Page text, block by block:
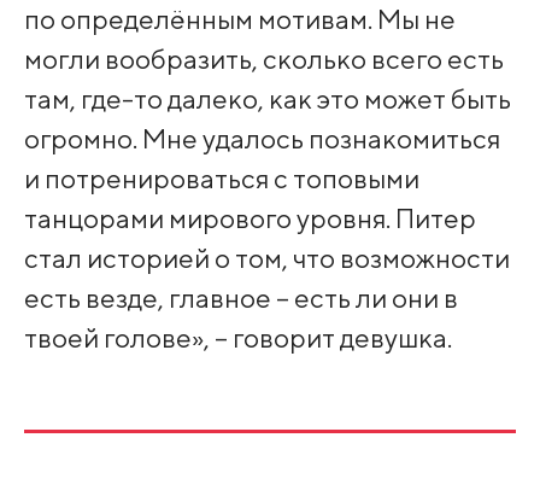
по определённым мотивам. Мы не
могли вообразить, сколько всего есть
там, где-то далеко, как это может быть
огромно. Мне удалось познакомиться
и потренироваться с топовыми
танцорами мирового уровня. Питер
стал историей о том, что возможности
есть везде, главное – есть ли они в
твоей голове», – говорит девушка.